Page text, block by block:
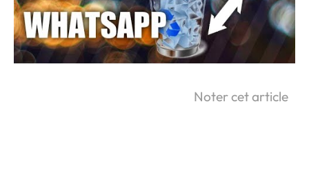
Noter cet article